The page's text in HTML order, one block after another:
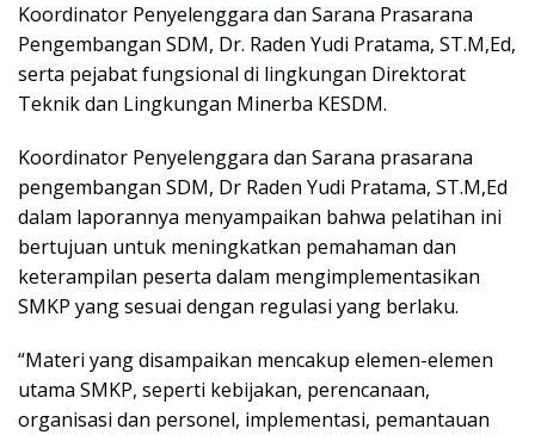
Koordinator Penyelenggara dan Sarana Prasarana
Pengembangan SDM, Dr. Raden Yudi Pratama, ST.M,Ed,
serta pejabat fungsional di lingkungan Direktorat
Teknik dan Lingkungan Minerba KESDM.
Koordinator Penyelenggara dan Sarana prasarana
pengembangan SDM, Dr Raden Yudi Pratama, ST.M,Ed
dalam laporannya menyampaikan bahwa pelatihan ini
bertujuan untuk meningkatkan pemahaman dan
keterampilan peserta dalam mengimplementasikan
SMKP yang sesuai dengan regulasi yang berlaku.
“Materi yang disampaikan mencakup elemen-elemen
utama SMKP, seperti kebijakan, perencanaan,
organisasi dan personel, implementasi, pemantauan